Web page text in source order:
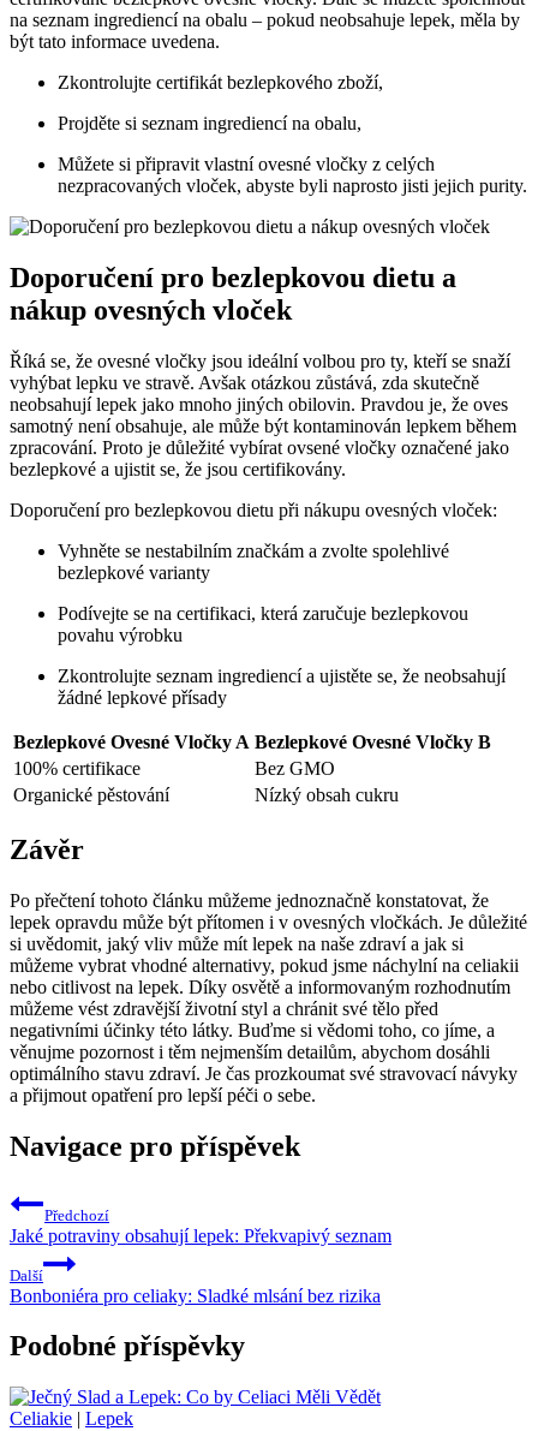
na​ seznam ingrediencí na obalu – pokud neobsahuje lepek, měla by
být tato informace uvedena.
Zkontrolujte ⁢certifikát bezlepkového ⁢zboží,
Projděte si seznam⁤ ingrediencí ‍na obalu,
Můžete si připravit vlastní⁣ ovesné ‌vločky z celých⁢
nezpracovaných vloček, abyste ⁢byli naprosto jisti jejich purity.
Doporučení pro bezlepkovou⁣ dietu a
⁤nákup ovesných vloček
Říká ​se, ⁤že ‌ovesné vločky jsou ideální volbou ‍pro ⁢ty, kteří se snaží
vyhýbat lepku ve stravě. Avšak otázkou zůstává, zda skutečně
neobsahují⁢ lepek jako mnoho jiných​ obilovin. ‍Pravdou⁢ je, že oves
samotný není obsahuje, ale může ‌být kontaminován ‍lepkem⁤ během
zpracování. Proto je důležité vybírat⁣ ovsené ‍vločky ‍označené jako
bezlepkové a ujistit se, že jsou certifikovány.
Doporučení pro bezlepkovou dietu při nákupu ovesných vloček:
Vyhněte se nestabilním značkám a⁤ zvolte spolehlivé
bezlepkové⁤ varianty
Podívejte se na certifikaci,⁤ která‌ zaručuje ​bezlepkovou
povahu⁣ výrobku
Zkontrolujte seznam ingrediencí a ujistěte ⁢se, že ⁣neobsahují
žádné lepkové⁤ přísady
Bezlepkové ⁤Ovesné Vločky A Bezlepkové Ovesné⁣ Vločky B
100% certifikace
Bez GMO
Organické pěstování
Nízký obsah​ cukru
Závěr
Po přečtení tohoto článku můžeme ⁢jednoznačně konstatovat, ⁣že⁤
lepek ⁤opravdu může být přítomen i v ovesných vločkách. Je důležité
si uvědomit,‌ jaký vliv může mít lepek na naše zdraví⁣ a jak si
můžeme vybrat vhodné alternativy, pokud jsme náchylní ⁣na ⁣celiakii
nebo citlivost na lepek. Díky osvětě ‍a informovaným⁢ rozhodnutím
můžeme vést zdravější⁣ životní styl a ⁢chránit své tělo před
negativními účinky této látky. Buďme si vědomi toho, ⁣co jíme,⁤ a
‍věnujme ⁢pozornost ‍i těm nejmenším detailům, ⁤abychom ‍dosáhli
optimálního stavu zdraví. Je čas prozkoumat své stravovací návyky
a přijmout opatření‍ pro lepší péči o sebe.
Navigace pro příspěvek
Předchozí
Jaké potraviny obsahují lepek: Překvapivý seznam
Další
Bonboniéra pro celiaky: Sladké mlsání bez rizika
Podobné příspěvky
Celiakie | Lepek